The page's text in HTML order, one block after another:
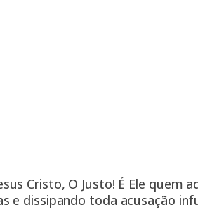
Cristo, O Justo! É Ele
e dissipando toda acusação